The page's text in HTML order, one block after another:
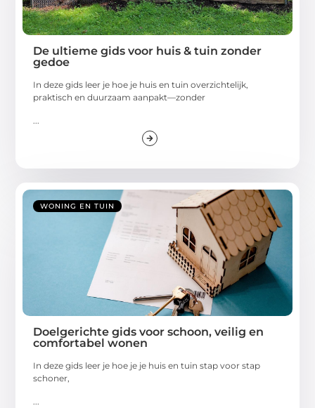
De ultieme gids voor huis & tuin zonder
gedoe
In deze gids leer je hoe je huis en tuin overzichtelijk,
praktisch en duurzaam aanpakt—zonder
WONING EN TUIN
Doelgerichte gids voor schoon, veilig en
comfortabel wonen
In deze gids leer je hoe je je huis en tuin stap voor stap
schoner,